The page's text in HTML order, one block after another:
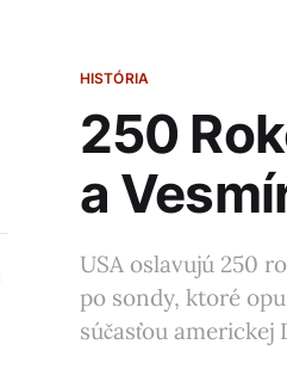
HISTÓRIA
250
a
USA oslavujú 250
po sondy, ktoré
súčasťou americkej